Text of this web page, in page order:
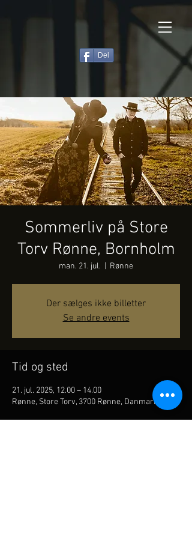
Del
Sommerliv på Store
Torv Rønne, Bornholm
man. 21. jul. Rønne
Der sælges ikke billetter
Se andre events
Tid og sted
21. jul. 2025, 12.00 – 14.00
Rønne, Store Torv, 3700 Rønne, Danmark